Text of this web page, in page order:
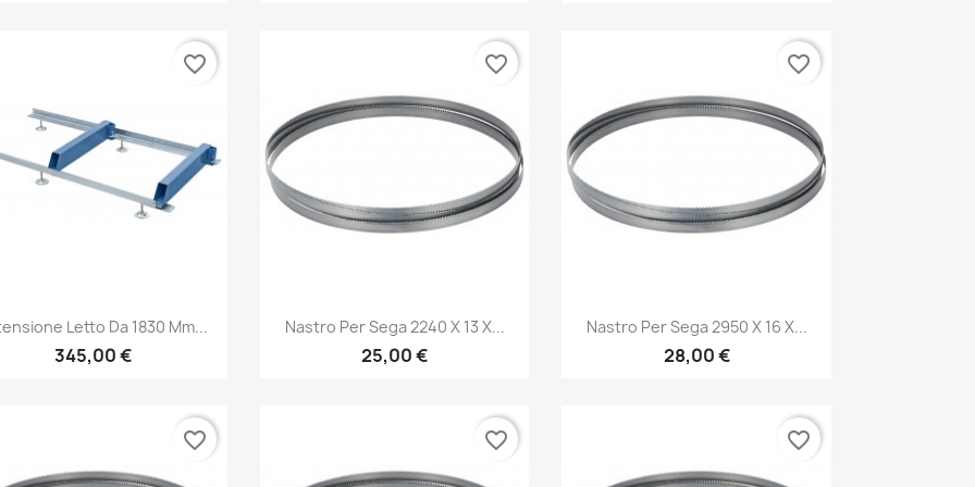
Anteprima
Letto Da 1830 Mm...
345,00 €
favorite_border
Anteprima
Nastro Per Sega 2240 X 13 X...
25,00 €
favorite_border
Anteprima
Nastro Per Sega 2950 X 16 X...
28,00 €
favorite_border
favorite_border favorite_border favorite_border